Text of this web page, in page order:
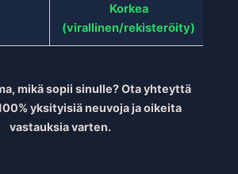
Korkea
(virallinen/rekisteröity)
mikä sopii sinulle?Ota yhteyttä
yksityisiä neuvoja ja oikeita
vastauksia varten.